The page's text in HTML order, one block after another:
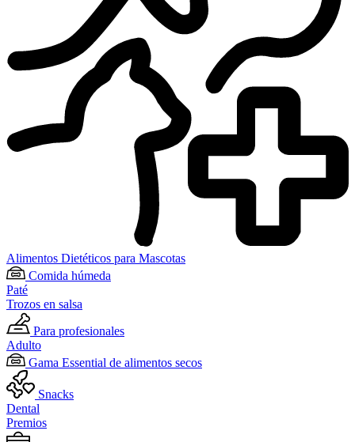
Alimentos Dietéticos para Mascotas
Comida húmeda
Paté
Trozos en salsa
Para profesionales
Adulto
Gama Essential de alimentos secos
Snacks
Dental
Premios